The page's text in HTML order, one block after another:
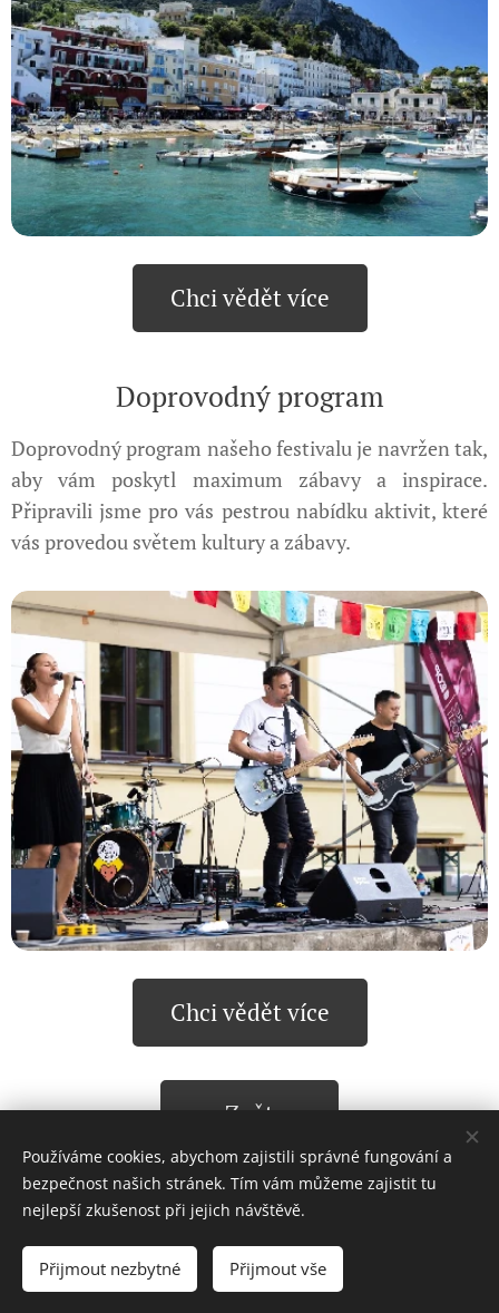
Chci vědět více
Doprovodný program
Doprovodný program našeho festivalu je navržen tak,
aby vám poskytl maximum zábavy a inspirace.
Připravili jsme pro vás pestrou nabídku aktivit, které
vás provedou světem kultury a zábavy.
Chci vědět více
Zpět
© 2025 Všechna práva vyhrazena
Cookies
Používáme cookies, abychom zajistili správné fungování a
bezpečnost našich stránek. Tím vám můžeme zajistit tu
nejlepší zkušenost při jejich návštěvě.
Přijmout nezbytné Přijmout vše